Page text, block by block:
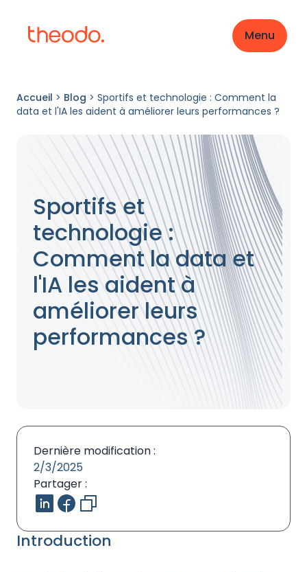
Menu
Accueil > Blog > Sportifs et technologie : Comment la
data et l'IA les aident à améliorer leurs performances ?
Sportifs et
technologie :
Comment la data et
l'IA les aident à
améliorer leurs
performances ?
Introduction
Dernière modification :
2/3/2025
Partager :